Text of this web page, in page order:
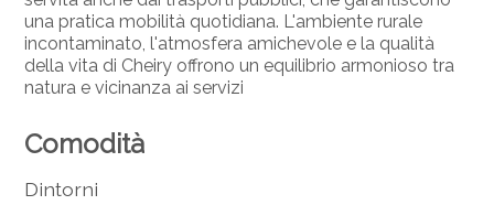
una pratica mobilità quotidiana. L'ambiente rurale
incontaminato, l'atmosfera amichevole e la qualità
della vita di Cheiry offrono un equilibrio armonioso tra
natura e vicinanza ai servizi
Comodità
Dintorni